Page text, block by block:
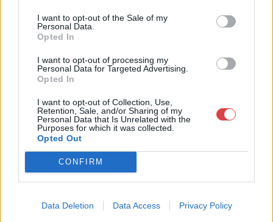
I want to opt-out of the Sale of my
Personal Data.
Opted In
I want to opt-out of processing my
Personal Data for Targeted Advertising.
Opted In
I want to opt-out of Collection, Use,
Retention, Sale, and/or Sharing of my
Personal Data that Is Unrelated with the
Purposes for which it was collected.
Opted Out
CONFIRM
Data Deletion Data Access Privacy Policy
http://www.bodaofart.com
Bemutatkozás: Galériánk 2012-ben kezdett el foglalkozni
kínálunk és keresünk.
KAPCSOLÓDÓ MŰTÁRGYAK